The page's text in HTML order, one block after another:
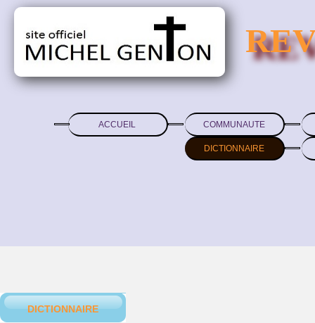
ACCUEIL COMMUNAUTE
DICTIONNAIRE
DICTIONNAIRE